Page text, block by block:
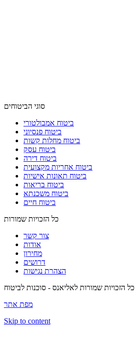
סוגי הביטוחים
ביטוח אמבולטורי
ביטוח פנסיוני
ביטוח מחלות קשות
ביטוח עסק
ביטוח דירה
ביטוח אחריות מקצועית
ביטוח תאונות אישיות
ביטוח בריאות
ביטוח משכנתא
ביטוח חיים
כל הזכויות שמורות
צור קשר
אודות
מחירון
דרושים
הצהרת נגישות
מפת אתר
Skip to content